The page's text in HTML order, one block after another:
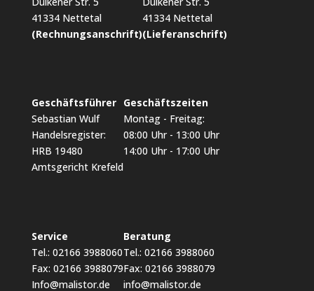
41334 Nettetal
(Rechnungsanschrift)
41334 Nettetal
(Lieferanschrift)
Geschäftsführer
Sebastian Wulf
Handelsregister:
HRB 19480
Amtsgericht Krefeld
Geschäftszeiten
Montag - Freitag:
08:00 Uhr - 13:00 Uhr
14:00 Uhr - 17:00 Uhr
Service
Tel.: 02166 3988060
Fax: 02166 3988079
Info@malistor.de
Beratung
Tel.: 02166 3988060
Fax: 02166 3988079
info@malistor.de